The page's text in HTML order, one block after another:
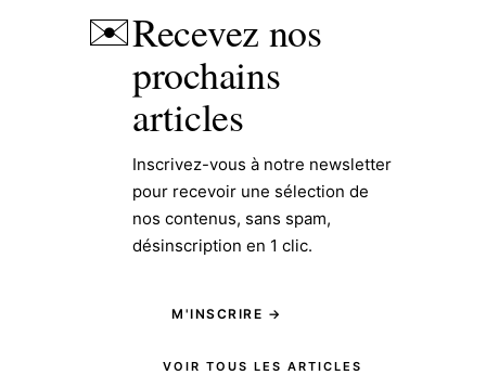
✉️Recevez nos
prochains
articles
Inscrivez-vous à notre newsletter
pour recevoir une sélection de
nos contenus, sans spam,
désinscription en 1 clic.
M'INSCRIRE →
VOIR TOUS LES ARTICLES